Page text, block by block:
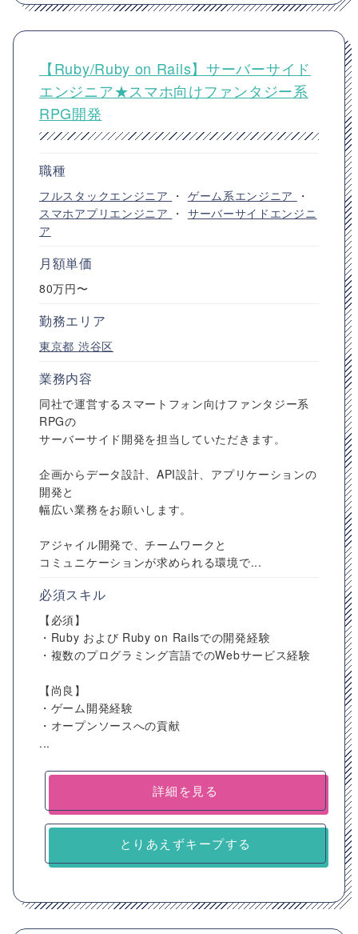
【Ruby/Ruby on Rails】サーバーサイド
エンジニア★スマホ向けファンタジー系
RPG開発
職種
フルスタックエンジニア ・ ゲーム系エンジニア
・
スマホアプリエンジニア ・ サーバーサイドエンジニ
ア
月額単価
80万円〜
勤務エリア
東京都 渋谷区
業務内容
同社で運営するスマートフォン向けファンタジー系
RPGの
サーバーサイド開発を担当していただきます。
企画からデータ設計、API設計、アプリケーションの
開発と
幅広い業務をお願いします。
アジャイル開発で、チームワークと
コミュニケーションが求められる環境で...
必須スキル
【必須】
・Ruby および Ruby on Railsでの開発経験
・複数のプログラミング言語でのWebサービス経験
【尚良】
・ゲーム開発経験
・オープンソースへの貢献
...
詳細を見る
とりあえずキープする